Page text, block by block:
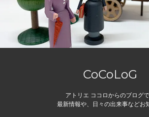
CoCoLoG
アトリエ ココロからのブログ
最新情報や、日々の出来事などお